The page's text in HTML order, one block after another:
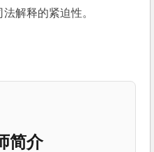
解释的紧迫性。
简介